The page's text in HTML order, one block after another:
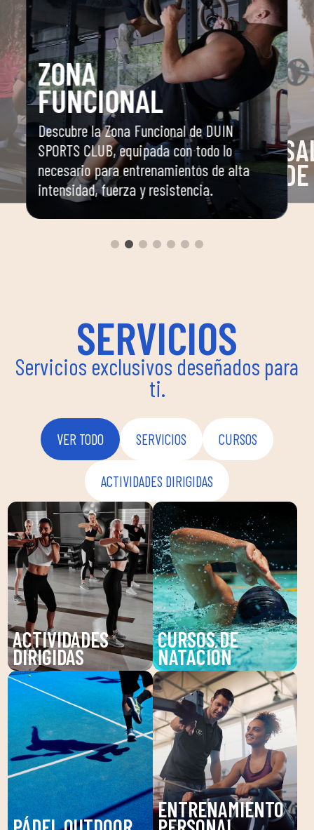
ZONA
FUNCIONAL
Descubre la Zona Funcional de DUIN
SPORTS CLUB, equipada con todo lo
necesario para entrenamientos de alta
intensidad, fuerza y resistencia.
SERVICIOS
Servicios exclusivos deseñados para
ti.
VER TODO SERVICIOS CURSOS
ACTIVIDADES DIRIGIDAS
ACTIVIDADES
DIRIGIDAS
Descubre nuestras
actividades dirigidas en
DUIN SPORTS CLUB:
Pilates, Zumba,
BodyPump y más.
Mejora tu salud y
bienestar con
entrenamientos guiados
CURSOS DE
NATACIÓN
Mejora tu técnica y
disfruta de nuestras
clases de natación en
DUIN SPORTS CLUB.
Para todas las edades y
niveles, con
entrenadores expertos.
ENTRENAMIENTO